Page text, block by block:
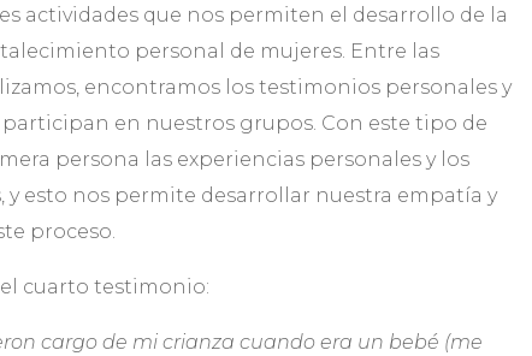
actividades que nos permiten el desarrollo de la
personal de mujeres. Entre las
encontramos los testimonios personales y
en nuestros grupos. Con este tipo de
persona las experiencias personales y los
y esto nos permite desarrollar nuestra empatía y
proceso.
cuarto testimonio:
cargo de mi crianza cuando era un bebé (me